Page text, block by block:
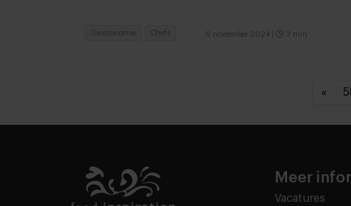
6 november 2024 3 min
Gastronomie Chefs
«
Meer
Vacatures